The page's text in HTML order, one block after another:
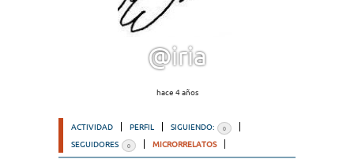
@iria
hace 4 años
ACTIVIDAD PERFIL SIGUIENDO: 0
SEGUIDORES 0 MICRORRELATOS